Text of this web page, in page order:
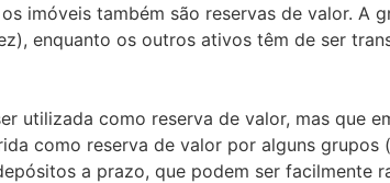
imóveis também são reservas de valor. A
enquanto os outros ativos têm de ser
utilizada como reserva de valor, mas que
como reserva de valor por alguns grupos
a prazo, que podem ser facilmente